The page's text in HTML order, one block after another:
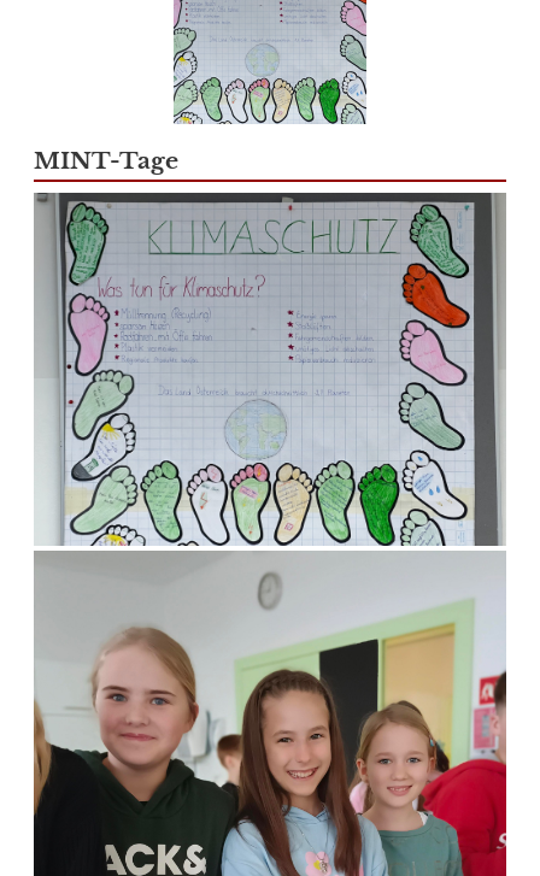
MINT-Tage